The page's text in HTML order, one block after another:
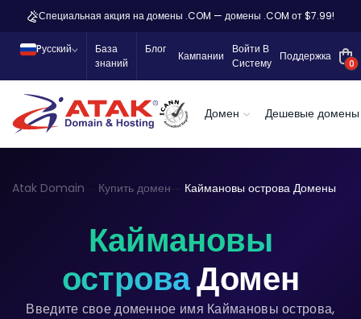
Специальная акция на домены .COM — домены .COM от $7.99!
Pусский
База
знаний
Блог
Кампании
Войти В
Систему
Поддержка
0
Домен Дешевые домены
Atak Domain Купить домен Каймановы острова Домены
Каймановы
островаДомен
Введите свое доменное имя Каймановы острова,